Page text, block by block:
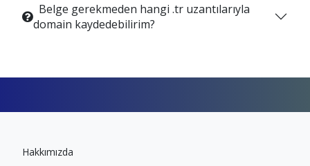
Belge gerekmeden hangi .tr uzantılarıyla
domain kaydedebilirim?
Hakkımızda